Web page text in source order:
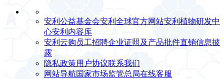
安利公益基金会安利全球官方网站安利植物研发中
心安利内容库
安利云购 员工招聘企业证照及产品批件直销信息披
露
隐私政策用户协议联系我们
网站导航国家市场监管总局在线客服